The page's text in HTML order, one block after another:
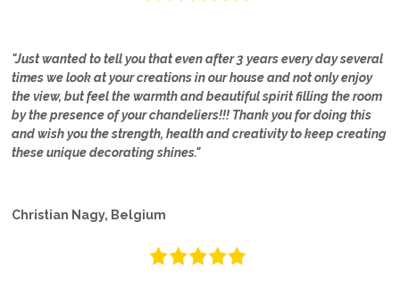
"Just wanted to tell you that even after 3 years every day several
times we look at your creations in our house and not only enjoy
the view, but feel the warmth and beautiful spirit filling the room
by the presence of your chandeliers!!! Thank you for doing this
and wish you the strength, health and creativity to keep creating
these unique decorating shines."
Christian Nagy, Belgium